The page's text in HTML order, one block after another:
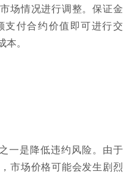
场情况进行调整。保证金
支付合约价值即可进行交
。
一是降低违约风险。由于
市场价格可能会发生剧烈